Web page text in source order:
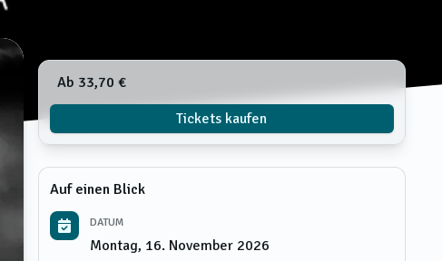
Ab 33,70 €
Tickets kaufen
Auf einen Blick
DATUM
Montag, 16. November 2026